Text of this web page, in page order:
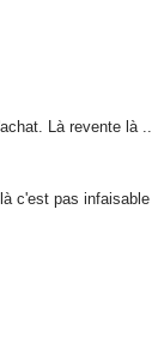
Là revente là
c'est pas infaisable